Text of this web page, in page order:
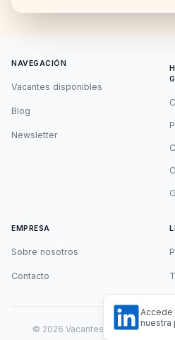
NAVEGACIÓN
Vacantes disponibles
Blog
Newsletter
EMPRESA
Sobre nosotros
Contacto
© 2026 Vacantes Remotas.
Accede
nuestra